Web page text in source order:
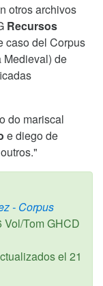
otros archivos
Recursos
caso del Corpus
Medieval) de
do mariscal
e diego de
- Corpus
Vol/Tom GHCD
el 21